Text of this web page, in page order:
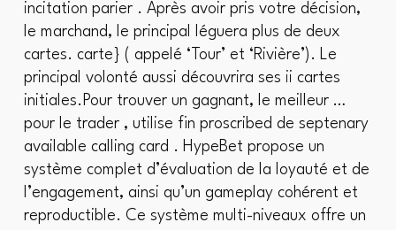
incitation parier . Après avoir pris votre décision,
le marchand, le principal léguera plus de deux
cartes. carte} ( appelé ‘Tour’ et ‘Rivière’). Le
principal volonté aussi découvrira ses ii cartes
initiales.Pour trouver un gagnant, le meilleur …
pour le trader , utilise fin proscribed de septenary
available calling card . HypeBet propose un
système complet d’évaluation de la loyauté et de
l’engagement, ainsi qu’un gameplay cohérent et
reproductible. Ce système multi-niveaux offre un